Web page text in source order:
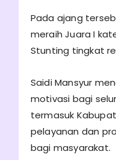
Pada ajang
meraih Juara I
Stunting tingkat
Saidi Mansyur
motivasi bagi
termasuk
pelayanan dan
bagi masyarakat.